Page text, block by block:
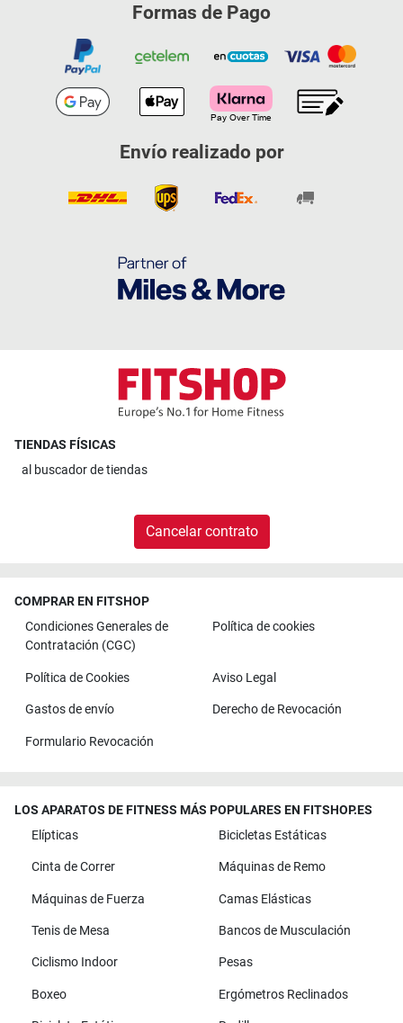
Formas de Pago
Envío realizado por
TIENDAS FÍSICAS
al buscador de tiendas
Cancelar contrato
COMPRAR EN FITSHOP
Condiciones Generales de
Contratación (CGC)
Política de cookies
Política de Cookies Aviso Legal
Gastos de envío Derecho de Revocación
Formulario Revocación
LOS APARATOS DE FITNESS MÁS POPULARES EN FITSHOP.ES
Elípticas
Bicicletas Estáticas
Cinta de Correr Máquinas de Remo
Máquinas de Fuerza Camas Elásticas
Tenis de Mesa Bancos de Musculación
Ciclismo Indoor Pesas
Boxeo Ergómetros Reclinados